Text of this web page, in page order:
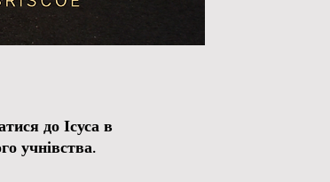
до Ісуса в
учнівства.